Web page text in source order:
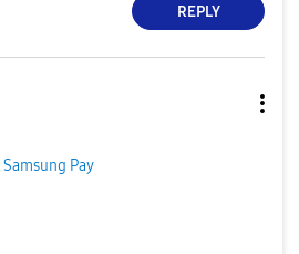
REPLY
Samsung Pay